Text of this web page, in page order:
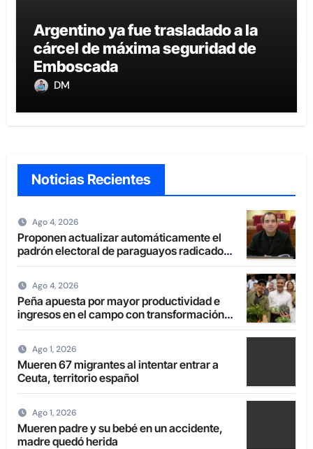
Argentino ya fue trasladado a la
cárcel de máxima seguridad de
Emboscada
DM
Noticias Recientes
Ago 4, 2026
Proponen actualizar automáticamente el
padrón electoral de paraguayos radicados
en el extranjero
Ago 4, 2026
Peña apuesta por mayor productividad e
ingresos en el campo con transformación
de la agricultura familiar
Ago 1, 2026
Mueren 67 migrantes al intentar entrar a
Ceuta, territorio español
Ago 1, 2026
Mueren padre y su bebé en un accidente,
madre quedó herida